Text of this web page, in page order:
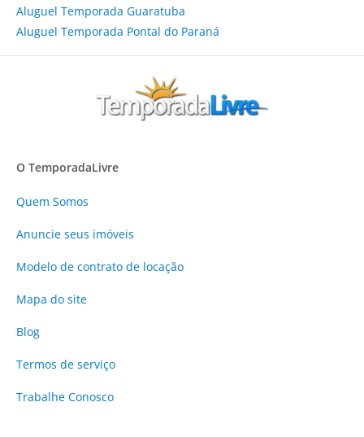
Aluguel Temporada Guaratuba
Aluguel Temporada Pontal do Paraná
O TemporadaLivre
Quem Somos
Anuncie seus imóveis
Modelo de contrato de locação
Mapa do site
Blog
Termos de serviço
Trabalhe Conosco